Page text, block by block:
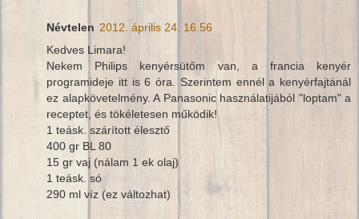
Névtelen 2012. április 24. 16:56
Kedves Limara!
Nekem Philips kenyérsütőm van, a francia kenyér
programideje itt is 6 óra. Szerintem ennél a kenyérfajtánál
ez alapkövetelmény. A Panasonic használatijából "loptam" a
receptet, és tökéletesen működik!
1 teásk. szárított élesztő
400 gr BL 80
15 gr vaj (nálam 1 ek olaj)
1 teásk. só
290 ml víz (ez változhat)